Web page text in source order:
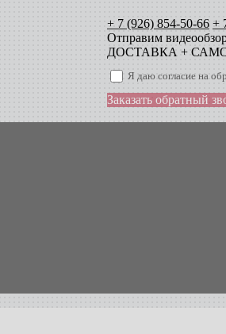
+ 7 (926) 854-50-66 +
Отправим
ДОСТАВКА +
Я даю согласие на
Заказать обратный